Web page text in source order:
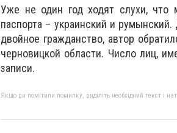
Уже не один год ходят слухи,
паспорта – украинский и
двойное гражданство, автор
черновицкой области. Число лиц,
записи.
Якщо ви помітили помилку, виділіть необхідний текст і